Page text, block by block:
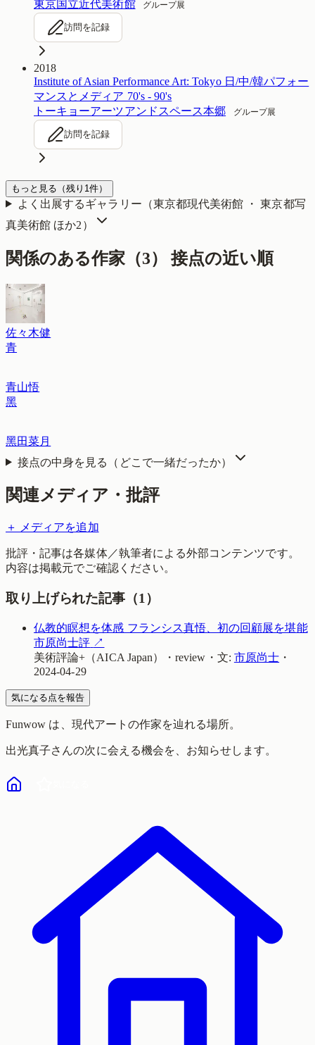
東京国立近代美術館
グループ展
訪問を記録
2018
Institute of Asian Performance Art: Tokyo 日/中/韓パフォー
マンスとメディア 70's - 90's
トーキョーアーツアンドスペース本郷
グループ展
訪問を記録
もっと見る （残り 1件）
よく出展するギャラリー（東京都現代美術館 ・ 東京都写
真美術館 ほか2 ）
関係のある作家（3） 接点の近い順
佐々木健
青
青山悟
黑
黑田菜月
接点の中身を見る（どこで一緒だったか）
関連メディア・批評
＋ メディアを追加
批評・記事は各媒体／執筆者による外部コンテンツです。
内容は掲載元でご確認ください。
取り上げられた記事（1 ）
仏教的瞑想を体感 フランシス真悟、初の回顧展を堪能
市原尚士評 ↗
美術評論+（AICA Japan）
・review ・ 文: 市原尚士 ・
2024-04-29
気になる点を報告
Funwow は、現代アートの作家を辿れる場所。
出光真子さんの次に会える機会を、お知らせします。